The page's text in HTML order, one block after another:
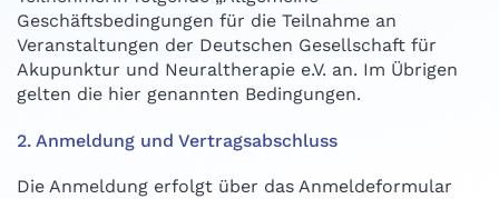
Geschäftsbedingungen für die Teilnahme an
Veranstaltungen der Deutschen Gesellschaft für
Akupunktur und Neuraltherapie e.V. an. Im Übrigen
gelten die hier genannten Bedingungen.
2. Anmeldung und Vertragsabschluss
Die Anmeldung erfolgt über das Anmeldeformular